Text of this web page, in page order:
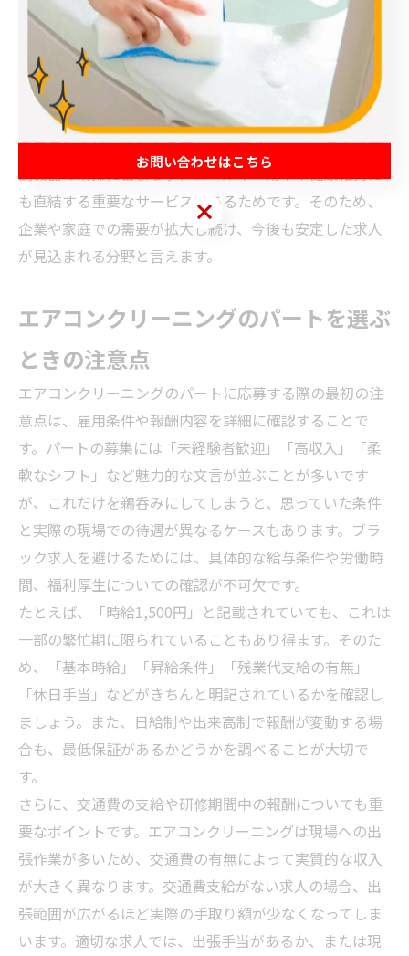
ピールポイントにしていることも多く、特に地域によっ
ては人材不足を背景に採用条件を緩和するケースも見受
けられます。そのため、応募者にとっては自分のスキル
レベルに応じた求人が見つかりやすい市場となっていま
エアコンクリーニングの需要が高まる理由は、単なる空
調機器の清掃に留まらず、エネルギー効率や健康維持に
も直結する重要なサービスであるためです。そのため、
企業や家庭での需要が拡大し続け、今後も安定した求人
が見込まれる分野と言えます。
エアコンクリーニングのパートを選ぶ
ときの注意点
エアコンクリーニングのパートに応募する際の最初の注
意点は、雇用条件や報酬内容を詳細に確認することで
す。パートの募集には「未経験者歓迎」「高収入」「柔
軟なシフト」など魅力的な文言が並ぶことが多いです
が、これだけを鵜呑みにしてしまうと、思っていた条件
と実際の現場での待遇が異なるケースもあります。ブラ
ック求人を避けるためには、具体的な給与条件や労働時
間、福利厚生についての確認が不可欠です。
たとえば、「時給1,500円」と記載されていても、これは
一部の繁忙期に限られていることもあり得ます。そのた
め、「基本時給」「昇給条件」「残業代支給の有無」
「休日手当」などがきちんと明記されているかを確認し
ましょう。また、日給制や出来高制で報酬が変動する場
合も、最低保証があるかどうかを調べることが大切で
す。
さらに、交通費の支給や研修期間中の報酬についても重
要なポイントです。エアコンクリーニングは現場への出
張作業が多いため、交通費の有無によって実質的な収入
が大きく異なります。交通費支給がない求人の場合、出
張範囲が広がるほど実際の手取り額が少なくなってしま
います。適切な求人では、出張手当があるか、または現
お問い合わせはこちら
お問い合わせはこちら